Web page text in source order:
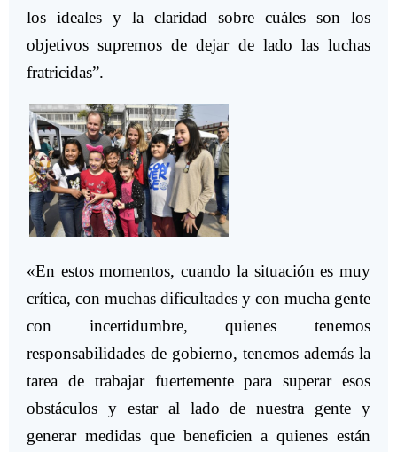
los ideales y la claridad sobre cuáles son los
objetivos supremos de dejar de lado las luchas
fratricidas”.
«En estos momentos, cuando la situación es muy
crítica, con muchas dificultades y con mucha gente
con incertidumbre, quienes tenemos
responsabilidades de gobierno, tenemos además la
tarea de trabajar fuertemente para superar esos
obstáculos y estar al lado de nuestra gente y
generar medidas que beneficien a quienes están